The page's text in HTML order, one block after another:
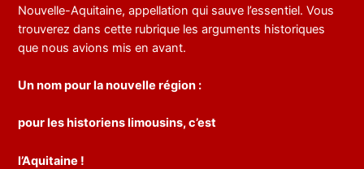
Nouvelle-Aquitaine, appellation qui sauve l’essentiel. Vous
trouverez dans cette rubrique les arguments historiques
que nous avions mis en avant.
Un nom pour la nouvelle région :
pour les historiens limousins, c’est
l’Aquitaine !